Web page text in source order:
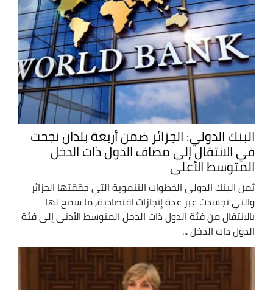
البنك الدولي: الجزائر ضمن أربعة بلدان نجحت
في الانتقال إلى مصاف الدول ذات الدخل
المتوسط الأعلى
ثمن البنك الدولي الخطوات التنموية التي حققتها الجزائر
والتي تجسدت عبر عدة إنجازات اقتصادية, ما سمح لها
بالانتقال من فئة الدول ذات الدخل المتوسط الأدنى إلى فئة
الدول ذات الدخل ...